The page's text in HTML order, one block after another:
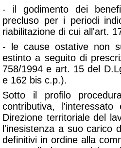
- il godimento dei
precluso per i periodi
riabilitazione di cui all'art.
- le cause ostative non
estinto a seguito di
758/1994 e art. 15 del
e 162 bis c.p.).
Sotto il profilo
contributiva,
Direzione territoriale del
l'inesistenza a suo carico
definitivi in ordine alla